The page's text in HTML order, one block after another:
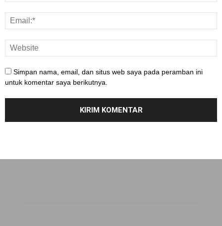
Simpan nama, email, dan situs web saya pada peramban ini
untuk komentar saya berikutnya.